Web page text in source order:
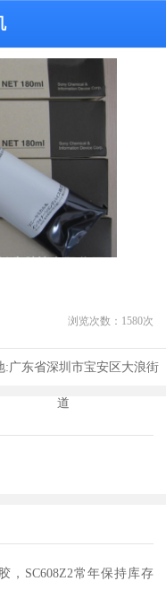
浏览次数： 1580次
:广东省深圳市宝安区大浪街
道
，SC608Z2常年保持库存